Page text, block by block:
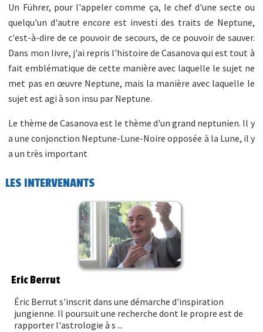
Un Führer, pour l'appeler comme ça, le chef d'une secte ou
quelqu'un d'autre encore est investi des traits de Neptune,
c'est-à-dire de ce pouvoir de secours, de ce pouvoir de sauver.
Dans mon livre, j'ai repris l'histoire de Casanova qui est tout à
fait emblématique de cette manière avec laquelle le sujet ne
met pas en œuvre Neptune, mais la manière avec laquelle le
sujet est agi à son insu par Neptune.
Le thème de Casanova est le thème d'un grand neptunien. Il y
a une conjonction Neptune-Lune-Noire opposée à la Lune, il y
a un très important
LES INTERVENANTS
Eric Berrut
Éric Berrut s'inscrit dans une démarche d'inspiration
jungienne. Il poursuit une recherche dont le propre est de
rapporter l'astrologie à s ...